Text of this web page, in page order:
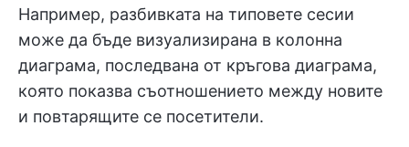
Например, разбивката на типовете сесии
може да бъде визуализирана в колонна
диаграма, последвана от кръгова диаграма,
която показва съотношението между новите
и повтарящите се посетители.